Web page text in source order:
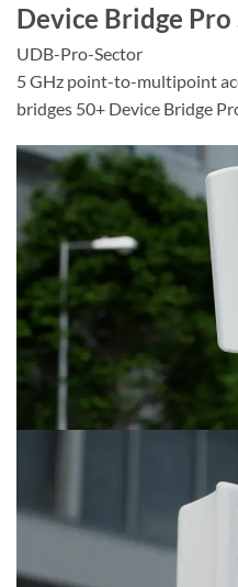
Device Bridge Pro
UDB-Pro-Sector
5 GHz point-to-multipoint
bridges 50+ Device Bridge